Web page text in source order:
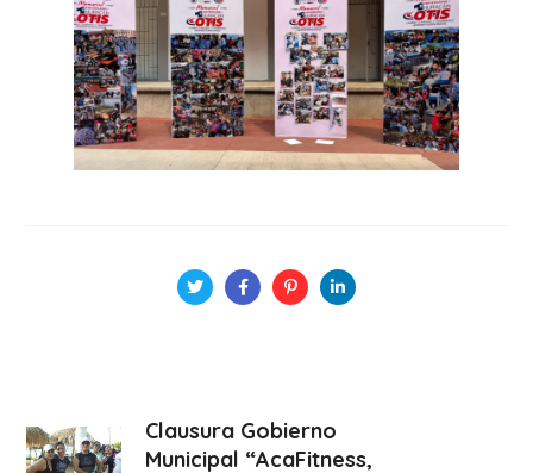
Clausura Gobierno
Municipal “AcaFitness,